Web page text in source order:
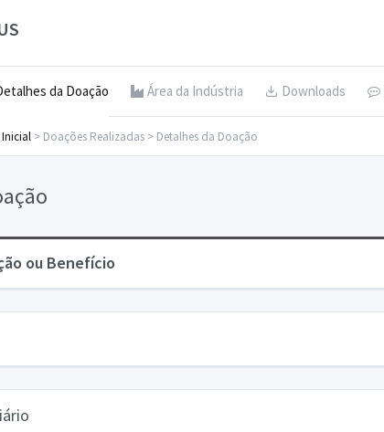
da Doação Área da Indústria Downloads
> Doações Realizadas > Detalhes da Doação
ou Benefício